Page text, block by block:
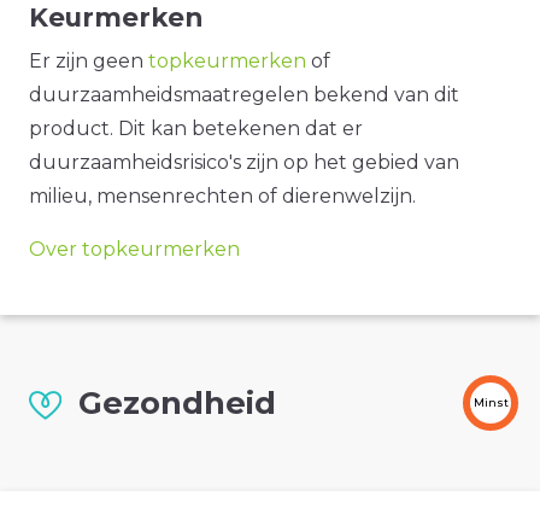
Keurmerken
Er zijn geen topkeurmerken of
duurzaamheidsmaatregelen bekend van dit
product. Dit kan betekenen dat er
duurzaamheidsrisico's zijn op het gebied van
milieu, mensenrechten of dierenwelzijn.
Over topkeurmerken
Gezondheid Minst